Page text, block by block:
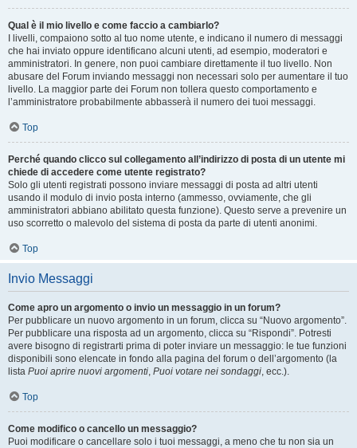
Qual è il mio livello e come faccio a cambiarlo?
I livelli, compaiono sotto al tuo nome utente, e indicano il numero di messaggi
che hai inviato oppure identificano alcuni utenti, ad esempio, moderatori e
amministratori. In genere, non puoi cambiare direttamente il tuo livello. Non
abusare del Forum inviando messaggi non necessari solo per aumentare il tuo
livello. La maggior parte dei Forum non tollera questo comportamento e
l’amministratore probabilmente abbasserà il numero dei tuoi messaggi.
Top
Perché quando clicco sul collegamento all’indirizzo di posta di un utente mi
chiede di accedere come utente registrato?
Solo gli utenti registrati possono inviare messaggi di posta ad altri utenti
usando il modulo di invio posta interno (ammesso, ovviamente, che gli
amministratori abbiano abilitato questa funzione). Questo serve a prevenire un
uso scorretto o malevolo del sistema di posta da parte di utenti anonimi.
Top
Invio Messaggi
Come apro un argomento o invio un messaggio in un forum?
Per pubblicare un nuovo argomento in un forum, clicca su “Nuovo argomento”.
Per pubblicare una risposta ad un argomento, clicca su “Rispondi”. Potresti
avere bisogno di registrarti prima di poter inviare un messaggio: le tue funzioni
disponibili sono elencate in fondo alla pagina del forum o dell’argomento (la
lista Puoi aprire nuovi argomenti, Puoi votare nei sondaggi, ecc.).
Top
Come modifico o cancello un messaggio?
Puoi modificare o cancellare solo i tuoi messaggi, a meno che tu non sia un